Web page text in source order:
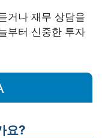
거나 재무 상담을
부터 신중한 투자
요?